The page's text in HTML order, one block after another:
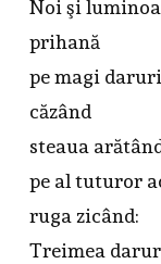
Noi şi
prihană
pe magi
căzând
steaua
pe al tuturor
ruga zicând:
Treimea